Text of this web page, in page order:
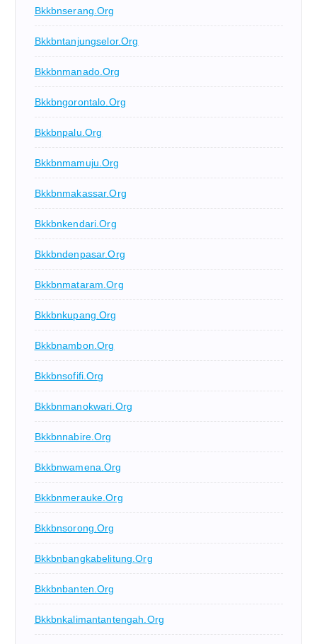
Bkkbnserang.org
Bkkbntanjungselor.org
Bkkbnmanado.org
Bkkbngorontalo.org
Bkkbnpalu.org
Bkkbnmamuju.org
Bkkbnmakassar.org
Bkkbnkendari.org
Bkkbndenpasar.org
Bkkbnmataram.org
Bkkbnkupang.org
Bkkbnambon.org
Bkkbnsofifi.org
Bkkbnmanokwari.org
Bkkbnnabire.org
Bkkbnwamena.org
Bkkbnmerauke.org
Bkkbnsorong.org
Bkkbnbangkabelitung.org
Bkkbnbanten.org
Bkkbnkalimantantengah.org